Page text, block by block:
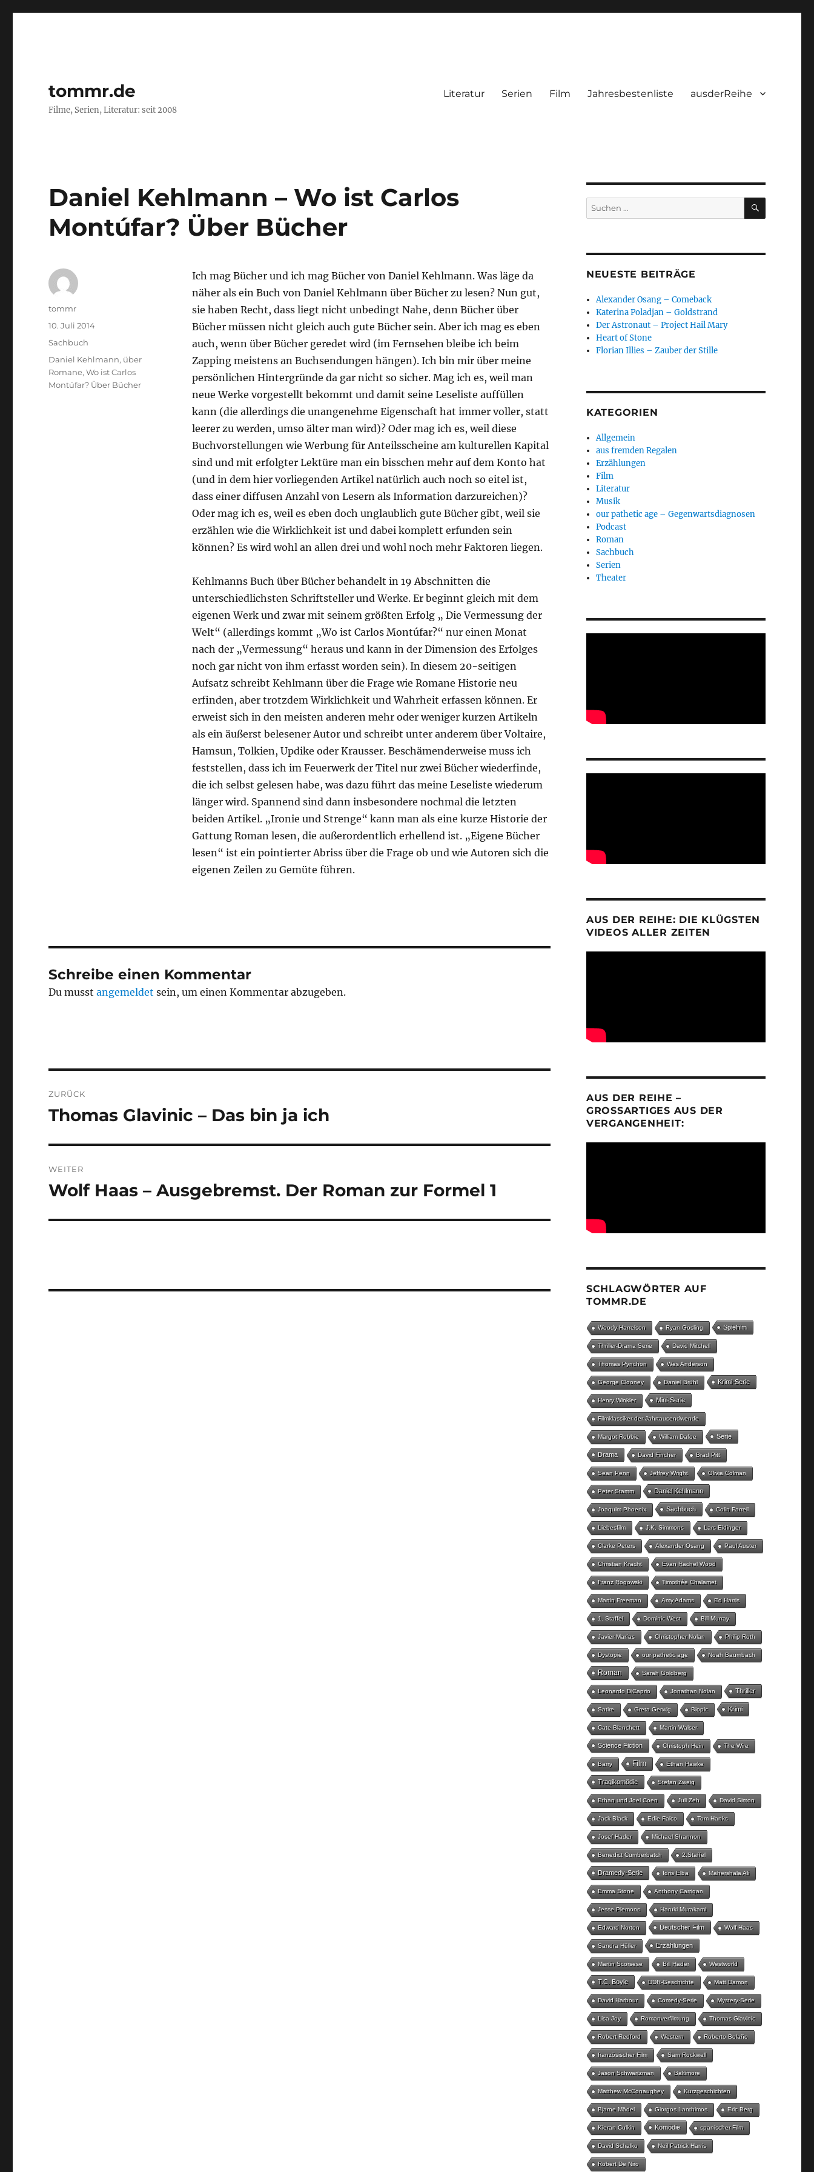
tommr.de
Filme, Serien, Literatur: seit 2008
Literatur Serien Film Jahresbestenliste ausderReihe
Daniel Kehlmann – Wo ist Carlos
Montúfar? Über Bücher
Ich mag Bücher und ich mag Bücher von Daniel Kehlmann. Was läge da
näher als ein Buch von Daniel Kehlmann über Bücher zu lesen? Nun gut,
sie haben Recht, dass liegt nicht unbedingt Nahe, denn Bücher über
Bücher müssen nicht gleich auch gute Bücher sein. Aber ich mag es eben
auch, wenn über Bücher geredet wird (im Fernsehen bleibe ich beim
Zapping meistens an Buchsendungen hängen). Ich bin mir über meine
persönlichen Hintergründe da gar nicht so sicher. Mag ich es, weil man
neue Werke vorgestellt bekommt und damit seine Leseliste auffüllen
kann (die allerdings die unangenehme Eigenschaft hat immer voller, statt
leerer zu werden, umso älter man wird)? Oder mag ich es, weil diese
Buchvorstellungen wie Werbung für Anteilsscheine am kulturellen Kapital
sind und mit erfolgter Lektüre man ein bisschen mehr auf dem Konto hat
(und in dem hier vorliegenden Artikel natürlich auch noch so eitel ist,
dass einer diffusen Anzahl von Lesern als Information darzureichen)?
Oder mag ich es, weil es eben doch unglaublich gute Bücher gibt, weil sie
erzählen wie die Wirklichkeit ist und dabei komplett erfunden sein
können? Es wird wohl an allen drei und wohl noch mehr Faktoren liegen.
Kehlmanns Buch über Bücher behandelt in 19 Abschnitten die
unterschiedlichsten Schriftsteller und Werke. Er beginnt gleich mit dem
eigenen Werk und zwar mit seinem größten Erfolg „ Die Vermessung der
Welt“ (allerdings kommt „Wo ist Carlos Montúfar?“ nur einen Monat
nach der „Vermessung“ heraus und kann in der Dimension des Erfolges
noch gar nicht von ihm erfasst worden sein). In diesem 20-seitigen
Aufsatz schreibt Kehlmann über die Frage wie Romane Historie neu
erfinden, aber trotzdem Wirklichkeit und Wahrheit erfassen können. Er
erweist sich in den meisten anderen mehr oder weniger kurzen Artikeln
als ein äußerst belesener Autor und schreibt unter anderem über Voltaire,
Hamsun, Tolkien, Updike oder Krausser. Beschämenderweise muss ich
feststellen, dass ich im Feuerwerk der Titel nur zwei Bücher wiederfinde,
die ich selbst gelesen habe, was dazu führt das meine Leseliste wiederum
länger wird. Spannend sind dann insbesondere nochmal die letzten
beiden Artikel. „Ironie und Strenge“ kann man als eine kurze Historie der
Gattung Roman lesen, die außerordentlich erhellend ist. „Eigene Bücher
lesen“ ist ein pointierter Abriss über die Frage ob und wie Autoren sich die
eigenen Zeilen zu Gemüte führen.
Autor
tommr
Veröffentlicht
10. Juli 2014
Kategorien
Sachbuch
Schlagwörter
Daniel Kehlmann, über
Romane,Wo ist Carlos
Montúfar? Über Bücher
Schreibe einen Kommentar
Du musstangemeldet sein, um einen Kommentar abzugeben.
ZURÜCK
Vorheriger
Thomas Glavinic – Das bin ja ich
WEITER
Nächster
Wolf Haas – Ausgebremst. Der Roman zur Formel 1
Suchen
nach:
SUCHEN
NEUESTE BEITRÄGE
Alexander Osang – Comeback
Katerina Poladjan – Goldstrand
Der Astronaut – Project Hail Mary
Heart of Stone
Florian Illies – Zauber der Stille
KATEGORIEN
Allgemein
aus fremden Regalen
Erzählungen
Film
Literatur
Musik
our pathetic age – Gegenwartsdiagnosen
Podcast
Roman
Sachbuch
Serien
Theater
AUS DER REIHE: DIE KLÜGSTEN
VIDEOS ALLER ZEITEN
AUS DER REIHE –
GROSSARTIGES AUS DER V
ERGANGENHEIT:
SCHLAGWÖRTER AUF
TOMMR.DE
Woody Harrelson Ryan Gosling Spielfilm
Thriller-Drama Serie David Mitchell
Thomas Pynchon Wes Anderson
George Clooney Daniel Brühl Krimi-Serie
Henry Winkler Mini-Serie
Filmklassiker der Jahrtausendwende
Margot Robbie William Dafoe Serie
Drama David Fincher Brad Pitt
Sean Penn Jeffrey Wright Olivia Colman
Peter Stamm Daniel Kehlmann
Joaquim Phoenix Sachbuch Colin Farrell
Liebesfilm J.K. Simmons Lars Eidinger
Clarke Peters Alexander Osang Paul Auster
Christian Kracht Evan Rachel Wood
Franz Rogowski Timothée Chalamet
Martin Freeman Amy Adams Ed Harris
1. Staffel Dominic West Bill Murray
Javier Marías Christopher Nolan Philip Roth
Dystopie our pathetic age Noah Baumbach
Roman Sarah Goldberg
Leonardo DiCaprio Jonathan Nolan Thriller
Satire Greta Gerwig Biopic Krimi
Cate Blanchett Martin Walser
Science Fiction Christoph Hein The Wire
Barry Film Ethan Hawke
Tragikomödie Stefan Zweig
Ethan und Joel Coen Juli Zeh David Simon
Jack Black Edie Falco Tom Hanks
Josef Hader Michael Shannon
Benedict Cumberbatch 2.Staffel
Dramedy-Serie Idris Elba Mahershala Ali
Emma Stone Anthony Carrigan
Jesse Plemons Haruki Murakami
Edward Norton Deutscher Film Wolf Haas
Sandra Hüller Erzählungen
Martin Scorsese Bill Hader Westworld
T.C. Boyle DDR-Geschichte Matt Damon
David Harbour Comedy-Serie Mystery-Serie
Lisa Joy Romanverfilmung Thomas Glavinic
Robert Redford Western Roberto Bolaño
französischer Film Sam Rockwell
Jason Schwartzman Baltimore
Matthew McConaughey Kurzgeschichten
Bjarne Mädel Giorgos Lanthimos Eric Berg
Kieran Culkin Komödie spanischer Film
David Schalko Neil Patrick Harris
Robert De Niro